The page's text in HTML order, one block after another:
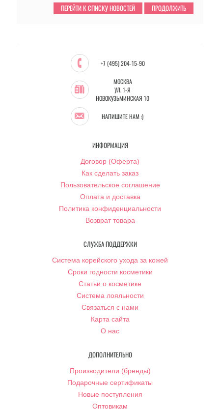
ПЕРЕЙТИ К СПИСКУ НОВОСТЕЙ ПРОДОЛЖИТЬ
+7 (495) 204-15-90
МОСКВА
УЛ. 1-Я
НОВОКУЗЬМИНСКАЯ 10
НАПИШИТЕ НАМ :)
ИНФОРМАЦИЯ
Договор (Оферта)
Как сделать заказ
Пользовательское соглашение
Оплата и доставка
Политика конфиденциальности
Возврат товара
СЛУЖБА ПОДДЕРЖКИ
Система корейского ухода за кожей
Сроки годности косметики
Статьи о косметике
Система лояльности
Связаться с нами
Карта сайта
О нас
ДОПОЛНИТЕЛЬНО
Производители (бренды)
Подарочные сертификаты
Новые поступления
Оптовикам